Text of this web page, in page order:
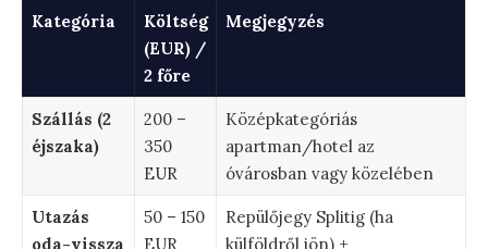
Kategória
Költség
(EUR) /
2 főre
Megjegyzés
Szállás (2
éjszaka)
200 –
350
EUR
Középkategóriás
apartman/hotel az
óvárosban vagy közelében
Utazás
oda-vissza
50 – 150
EUR
Repülőjegy Splitig (ha
külföldről jön) +